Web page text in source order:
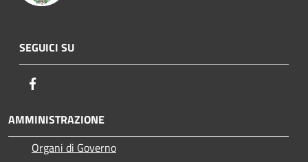
SEGUICI SU
AMMINISTRAZIONE
Organi di Governo